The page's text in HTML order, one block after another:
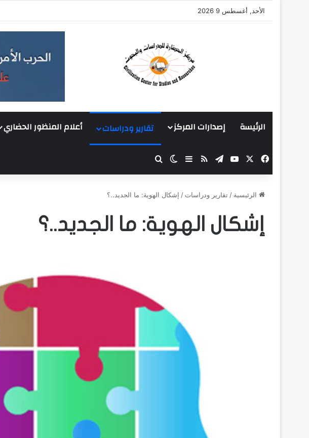
الأحد, أغسطس 9 2026
الرئيسة إصدارات المركز تقارير ودراسات أعلام المنظور الحضاري
فيسبوك ‫YouTube
تيلقرامملخص الموقع RSS
إضافة عمود جانبي
الوضع المظلم
الرئيسية /تقارير ودراسات / إشكال الهوية: ما الجديد..؟
إشكال الهوية: ما الجديد..؟